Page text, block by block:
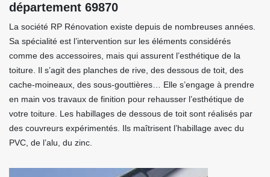
département 69870
La société RP Rénovation existe depuis de nombreuses années.
Sa spécialité est l’intervention sur les éléments considérés
comme des accessoires, mais qui assurent l’esthétique de la
toiture. Il s’agit des planches de rive, des dessous de toit, des
cache-moineaux, des sous-gouttières… Elle s’engage à prendre
en main vos travaux de finition pour rehausser l’esthétique de
votre toiture. Les habillages de dessous de toit sont réalisés par
des couvreurs expérimentés. Ils maîtrisent l’habillage avec du
PVC, de l’alu, du zinc.